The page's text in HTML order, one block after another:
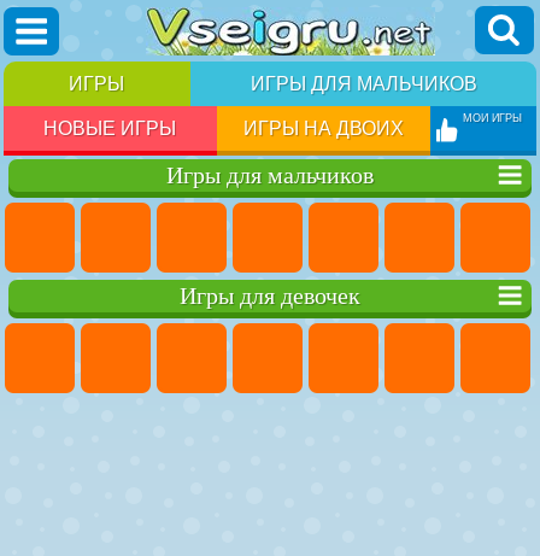
ИГРЫ ИГРЫ ДЛЯ МАЛЬЧИКОВ
НОВЫЕ ИГРЫ ИГРЫ НА ДВОИХ МОИ ИГРЫ
Игры для мальчиков
Игры для девочек